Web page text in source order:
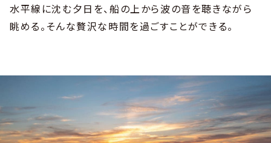
水平線に沈む夕日を、船の上から波の音を聴きながら
眺める。そんな贅沢な時間を過ごすことができる。